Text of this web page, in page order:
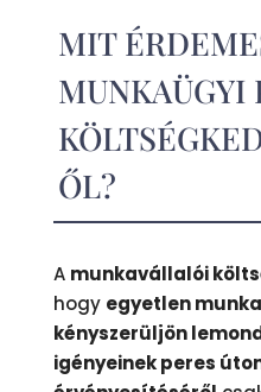
MIT
MUNKAÜGYI
ŐL?
A munkavállalói
hogy egyetlen
kényszerüljön
igényeinek peres